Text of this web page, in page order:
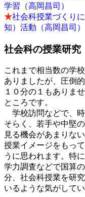
学習（高岡昌司）
★社会科授業づくり
知）活動（高岡昌司）
社会科の授業研究
これまで相当数の学
ありましたが、圧倒
１０分の１もありま
ところです。
学校訪問などで、
そらく、若手や中堅
見る機会があまりな
授業イメージをもっ
うに思われます。特
学力調査などで国算
分、社会科授業を研
いるような気がしてい